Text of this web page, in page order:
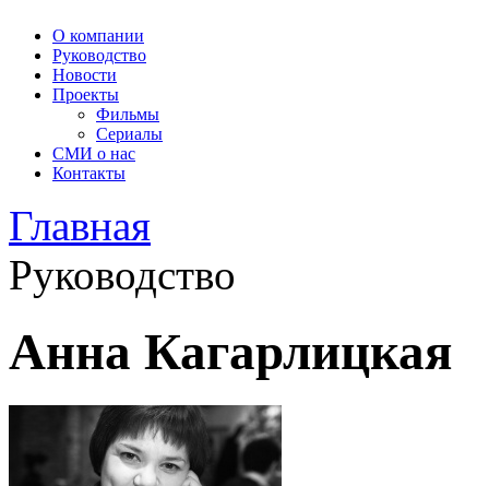
О компании
Руководство
Новости
Проекты
Фильмы
Сериалы
СМИ о нас
Контакты
Главная
Руководство
Анна Кагарлицкая